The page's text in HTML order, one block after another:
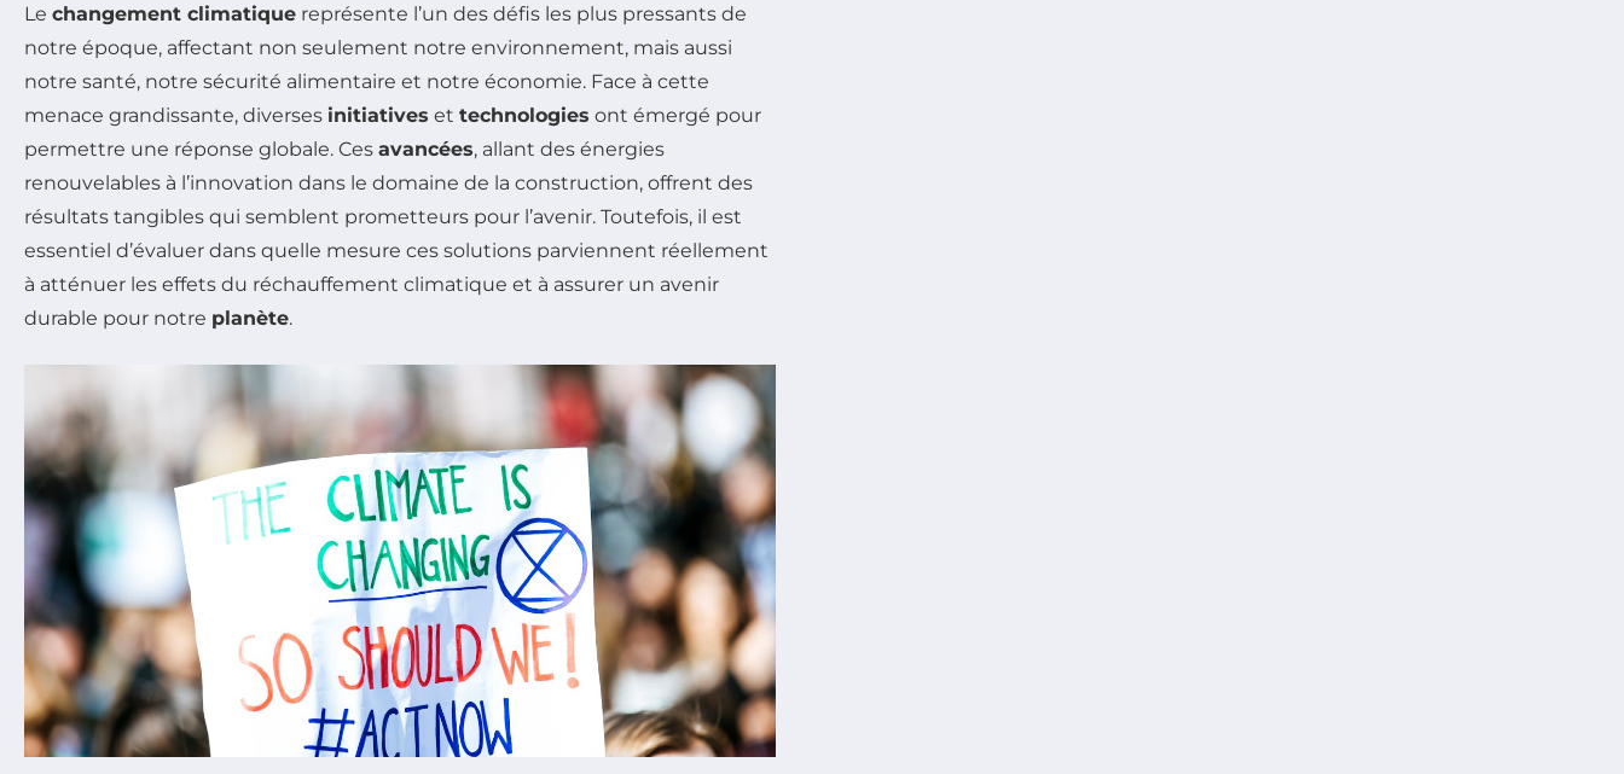
Le changement climatique représente l’un des défis les plus pressants de
notre époque, affectant non seulement notre environnement, mais aussi
notre santé, notre sécurité alimentaire et notre économie. Face à cette
menace grandissante, diverses initiatives et technologies ont émergé pour
permettre une réponse globale. Ces avancées, allant des énergies
renouvelables à l’innovation dans le domaine de la construction, offrent des
résultats tangibles qui semblent prometteurs pour l’avenir. Toutefois, il est
essentiel d’évaluer dans quelle mesure ces solutions parviennent réellement
à atténuer les effets du réchauffement climatique et à assurer un avenir
durable pour notre planète.